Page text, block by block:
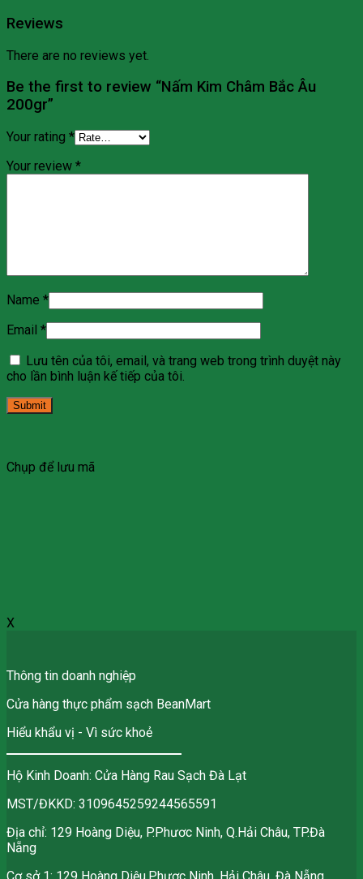
Reviews
There are no reviews yet.
Be the first to review “Nấm Kim Châm Bắc Âu
200gr”
Your rating *
Your review *
Name *
Email *
Lưu tên của tôi, email, và trang web trong trình duyệt này
cho lần bình luận kế tiếp của tôi.
Chụp để lưu mã
X
Thông tin doanh nghiệp
Cửa hàng thực phẩm sạch BeanMart
Hiểu khẩu vị - Vì sức khoẻ
Hộ Kinh Doanh: Cửa Hàng Rau Sạch Đà Lạt
MST/ĐKKD: 3109645259244565591
Địa chỉ: 129 Hoàng Diệu, P.Phươc Ninh, Q.Hải Châu, TP.Đà
Nẵng